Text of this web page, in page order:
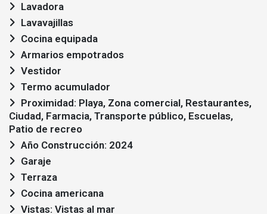
Lavadora
Lavavajillas
Cocina equipada
Armarios empotrados
Vestidor
Termo acumulador
Ciudad, Farmacia, Transporte público, Escuelas,
Patio de recreo
Año Construcción: 2024
Garaje
Terraza
Cocina americana
Vistas: Vistas al mar